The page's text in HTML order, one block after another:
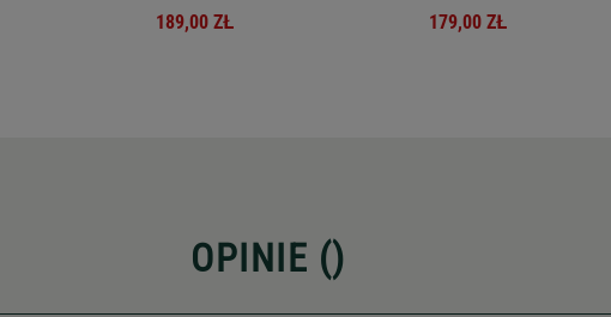
189,00 ZŁ
179,00 ZŁ
OPINIE ()